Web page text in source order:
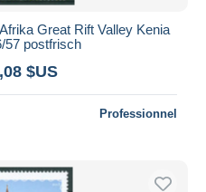
Great Rift Valley Kenia
57 postfrisch
$US
Professionnel